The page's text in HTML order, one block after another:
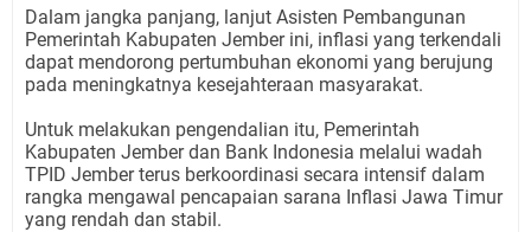
Dalam jangka panjang, lanjut Asisten Pembangunan
Pemerintah Kabupaten Jember ini, inflasi yang terkendali
dapat mendorong pertumbuhan ekonomi yang berujung
pada meningkatnya kesejahteraan masyarakat.
Untuk melakukan pengendalian itu, Pemerintah
Kabupaten Jember dan Bank Indonesia melalui wadah
TPID Jember terus berkoordinasi secara intensif dalam
rangka mengawal pencapaian sarana Inflasi Jawa Timur
yang rendah dan stabil.